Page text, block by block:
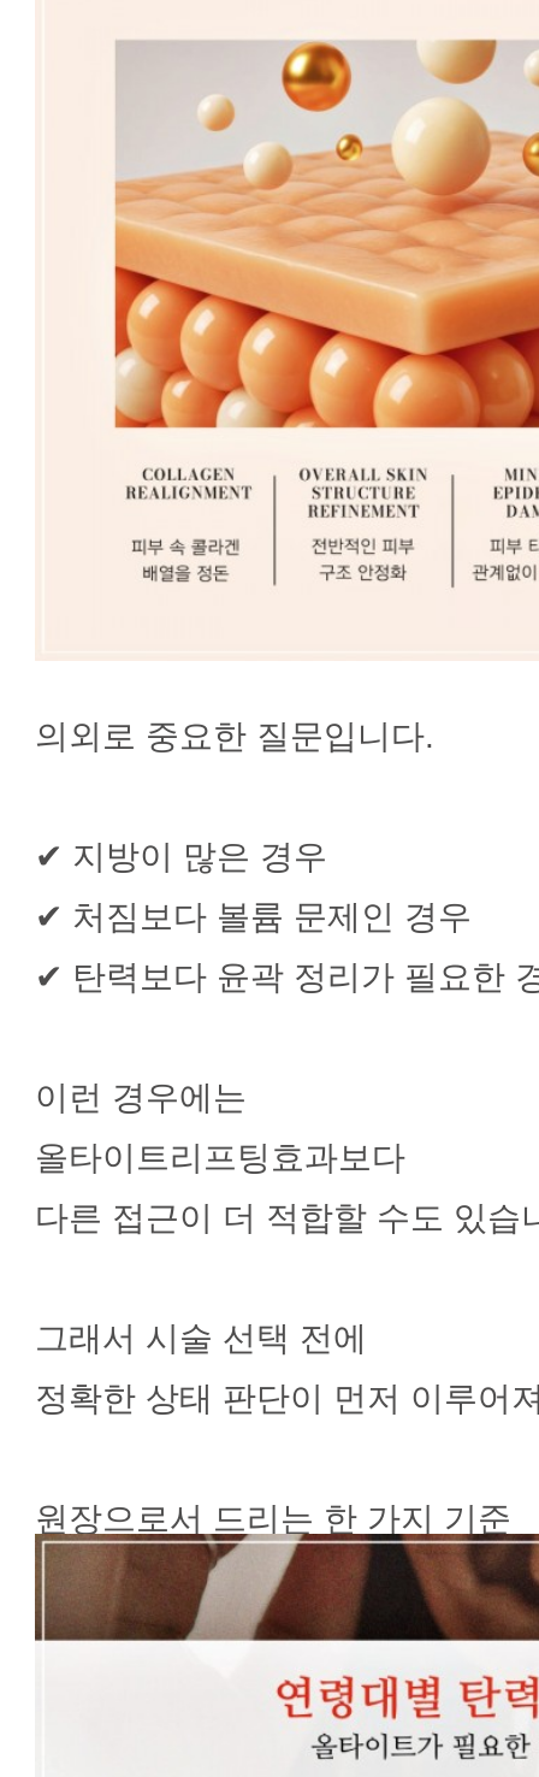
의외로 중요한 질문입니다.
✔ 지방이 많은 경우
✔ 처짐보다 볼륨 문제인 경우
✔ 탄력보다 윤곽 정리가 필요한
이런 경우에는
올타이트리프팅효과보다
다른 접근이 더 적합할 수도 있습
그래서 시술 선택 전에
정확한 상태 판단이 먼저 이루어
원장으로서 드리는 한 가지 기준